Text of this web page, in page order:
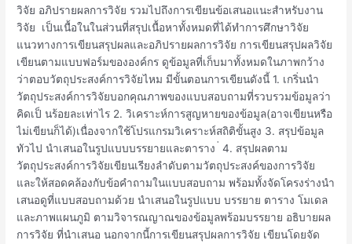
วิจัย อภิปรายผลการวิจัย รวมไปถึงการเขียนข้อเสนอแนะสำหรับงาน
วิจัย เป็นเนื้อในในส่วนที่สรุปเนื้อหาทั้งหมดที่ได้ทำการศึกษาวิจัย
แนวทางการเขียนสรุปผลและอภิปรายผลการวิจัย การเขียนสรุปผลวิจัย
เขียนตามแบบฟอร์มขององค์กร ดูข้อมูลที่เก็บมาทั้งหมดในภาพกว้าง
ว่าตอบวัตถุประสงค์การวิจัยไหม มีขั้นตอนการเขียนดังนี้ 1. เกริ่นนํา
วัตถุประสงค์การวิจัยบอกคุณภาพของแบบสอบถามที่รวบรวมข้อมูลว่า
คิดเป็ นร้อยละเท่าไร 2. วิเคราะห์การสูญหายของข้อมูล(อาจเขียนหรือ
ไม่เขียนก็ได้)เนื่องจากใช้โปรแกรมวิเคราะห์สถิติขั้นสูง 3. สรุปข้อมูล
ทัวไป นําเสนอในรูปแบบบรรยายและตาราง ่ 4. สรุปผลตาม
วัตถุประสงค์การวิจัยเขียนเรียงลําดับตามวัตถุประสงค์ของการวิจัย
และให้สอดคล้องกับข้อคําถามในแบบสอบถาม พร้อมทั้งจัดโครงร่างนํา
เสนอดูที่แบบสอบถามด้วย นําเสนอในรูปแบบ บรรยาย ตาราง โมเดล
และภาพแผนภูมิ ตามวิจารณญาณของข้อมูลพร้อมบรรยาย อธิบายผล
การวิจัย ที่นําเสนอ นอกจากนี้การเขียนสรุปผลการวิจัย เขียนโดยจัด
อภิปราย
ผล
การ
วิจัย